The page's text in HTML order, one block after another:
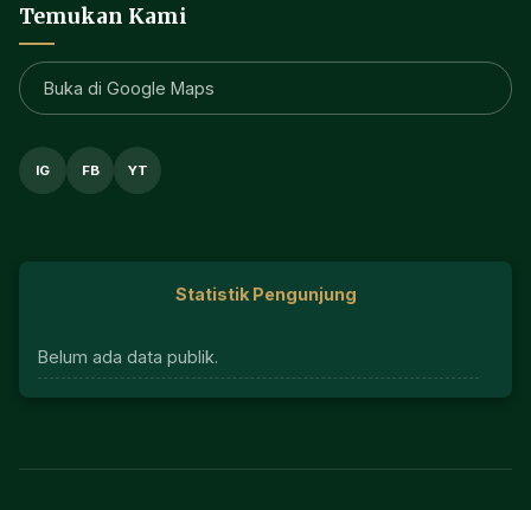
Temukan Kami
Buka di Google Maps
IG FB YT
Statistik Pengunjung
Belum ada data publik.